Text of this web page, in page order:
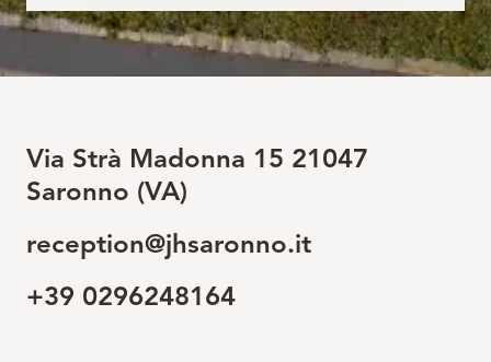
Via Strà Madonna 15 21047
Saronno (VA)
reception@jhsaronno.it
+39 0296248164